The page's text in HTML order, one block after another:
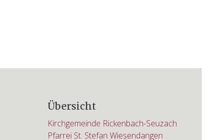
Übersicht
Kirchgemeinde Rickenbach-Seuzach
Pfarrei St. Stefan Wiesendangen